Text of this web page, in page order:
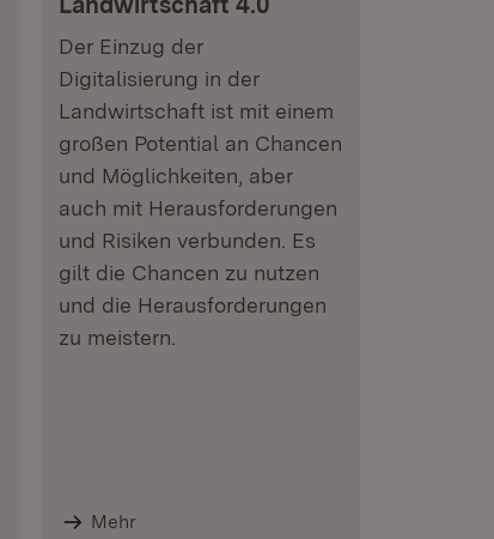
Der Einzug der
Digitalisierung in der
Landwirtschaft ist mit einem
großen Potential an Chancen
und Möglichkeiten, aber
auch mit Herausforderungen
und Risiken verbunden. Es
gilt die Chancen zu nutzen
und die Herausforderungen
zu meistern.
Mehr